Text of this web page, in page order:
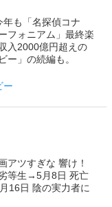
も「名探偵コナ
フォニアム」最終楽
入2000億円超えの
ー」の続編も。
ー
アツすぎな 響け！
等生→5月8日 死亡
16日 陰の実力者に